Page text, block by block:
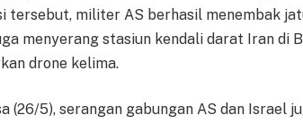
tersebut, militer AS berhasil menembak
menyerang stasiun kendali darat Iran di
drone kelima.
(26/5), serangan gabungan AS dan Israel